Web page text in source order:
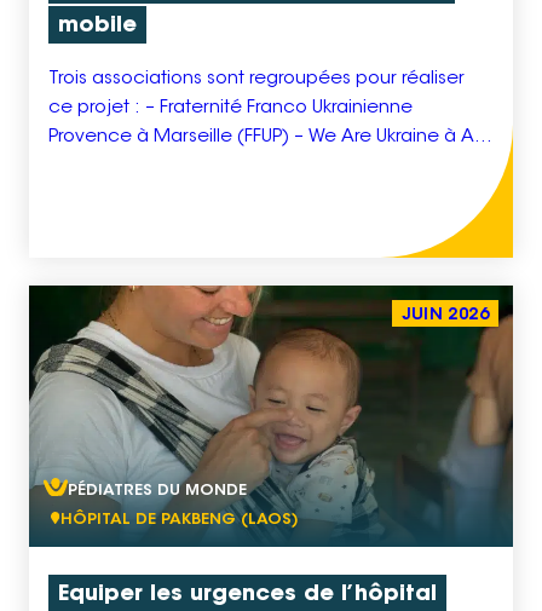
mobile
Trois associations sont regroupées pour réaliser
ce projet : – Fraternité Franco Ukrainienne
Provence à Marseille (FFUP) – We Are Ukraine à Aix-
l’invasion Russe. Nous allons réaliser un second
projet d’unité de […]
JUIN 2026
PÉDIATRES DU MONDE
HÔPITAL DE PAKBENG (LAOS)
Equiper les urgences de l’hôpital